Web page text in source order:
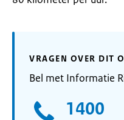
VRAGEN OVER DIT
Bel met Informatie
1400